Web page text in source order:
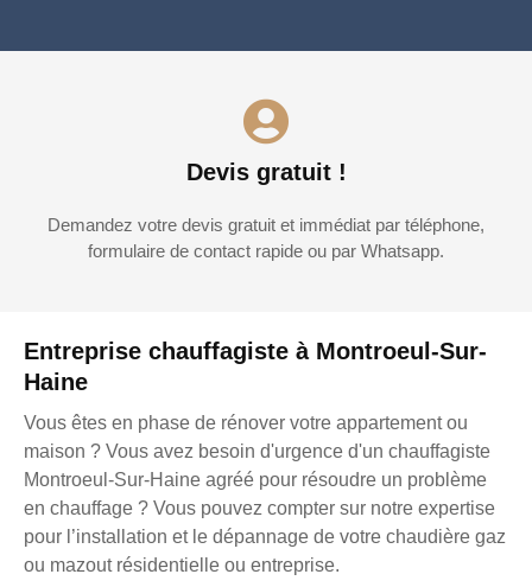
Entreprise chauffagiste à Montroeul-Sur-
Haine
Vous êtes en phase de rénover votre appartement ou
maison ? Vous avez besoin d'urgence d'un chauffagiste
Montroeul-Sur-Haine agréé pour résoudre un problème
en chauffage ? Vous pouvez compter sur notre expertise
pour l’installation et le dépannage de votre chaudière gaz
ou mazout résidentielle ou entreprise.
Devis gratuit !
Demandez votre devis gratuit et immédiat par téléphone,
formulaire de contact rapide ou par Whatsapp.